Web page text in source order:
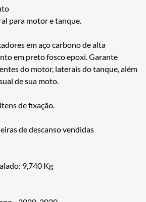
para motor e tanque.
em aço carbono de alta
em preto fosco epoxi. Garante
do motor, laterais do tanque, além
de sua moto.
de fixação.
de descanso vendidas
9,740 Kg